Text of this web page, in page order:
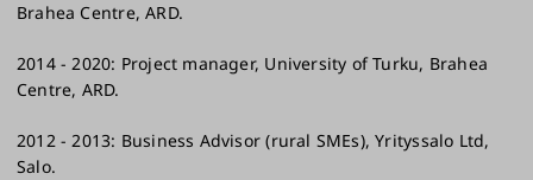
Brahea Centre, ARD.
2014 - 2020: Project manager, University of Turku, Brahea
Centre, ARD.
2012 - 2013: Business Advisor (rural SMEs), Yrityssalo Ltd,
Salo.